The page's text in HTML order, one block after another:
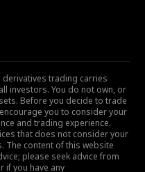
derivatives trading carries
investors. You do not own, or
Before you decide to trade
you to consider your
and trading experience.
that does not consider your
The content of this website
please seek advice from
if you have any